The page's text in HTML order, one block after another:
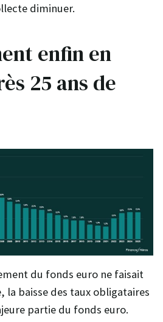
diminuer.
enfin en
25 ans de
du fonds euro ne faisait
la baisse des taux obligataires
partie du fonds euro.